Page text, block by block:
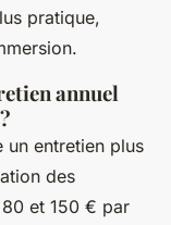
pratique,
annuel
un entretien plus
des
et 150 € par